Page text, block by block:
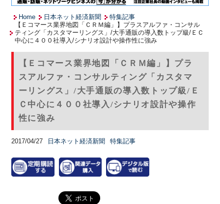
Home 日本ネット経済新聞
特集記事
【Ｅコマース業界地図「ＣＲＭ編」】プラスアルファ・コンサル
ティング「カスタマーリングス」/大手通販の導入数トップ級/ＥＣ
中心に４００社導入/シナリオ設計や操作性に強み
【Ｅコマース業界地図「ＣＲＭ編」】プラ
スアルファ・コンサルティング「カスタマ
ーリングス」/大手通販の導入数トップ級/Ｅ
Ｃ中心に４００社導入/シナリオ設計や操作
性に強み
2017/04/27 日本ネット経済新聞 特集記事